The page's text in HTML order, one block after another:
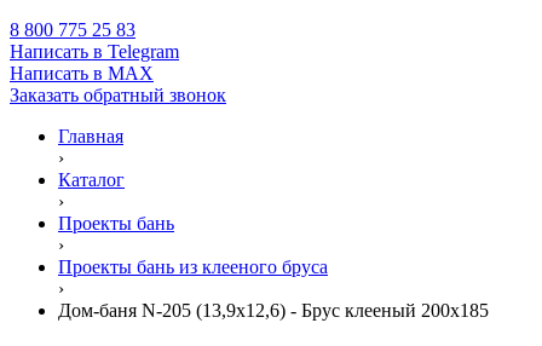
8 800 775 25 83
Написать в Telegram
Написать в MAX
Заказать обратный звонок
Главная
›
Каталог
›
Проекты бань
›
Проекты бань из клееного бруса
›
Дом-баня N-205 (13,9x12,6) - Брус клееный 200x185